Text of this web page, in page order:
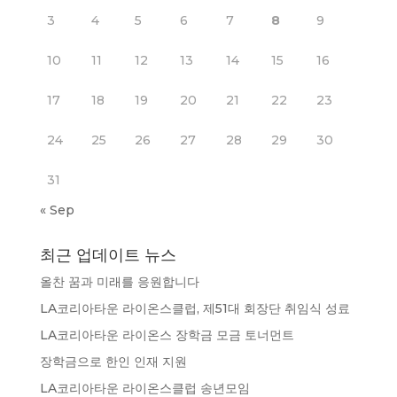
3 4 5 6 7 8 9
10 11 12 13 14 15 16
17 18 19 20 21 22 23
24 25 26 27 28 29 30
31
« Sep
최근 업데이트 뉴스
올찬 꿈과 미래를 응원합니다
LA코리아타운 라이온스클럽, 제51대 회장단 취임식 성료
LA코리아타운 라이온스 장학금 모금 토너먼트
장학금으로 한인 인재 지원
LA코리아타운 라이온스클럽 송년모임